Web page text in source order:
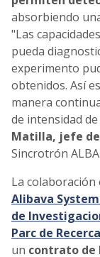
absorbiendo
"Las
pueda
experimento
obtenidos. Así
manera
de intensidad
Matilla, jefe de
Sincrotrón ALBA.
La
Alibava
de
Parc de
un contrato de